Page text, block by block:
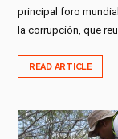
principal foro
la corrupción, que
READ ARTICLE